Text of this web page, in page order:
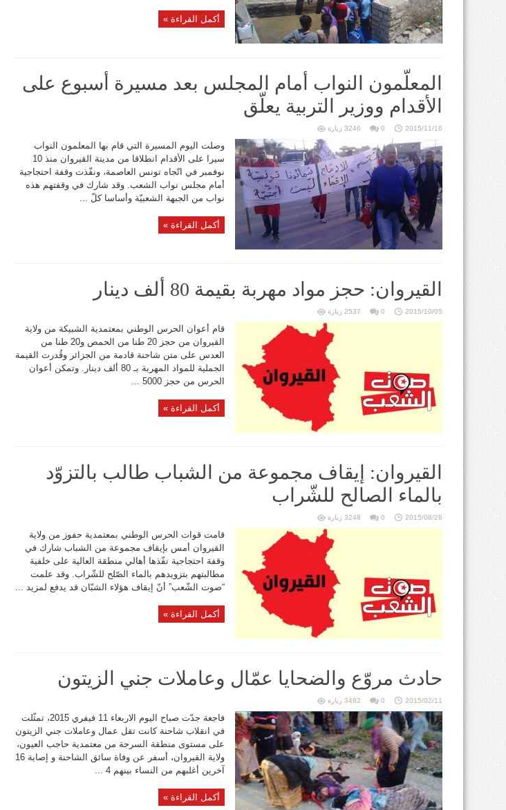
أكمل القراءة »
المعلّمون النواب أمام المجلس بعد مسيرة أسبوع على
الأقدام ووزير التربية يعلّق
2015/11/16
0 3246 زيارة
وصلت اليوم المسيرة التي قام بها المعلمون النواب
سيرا على الأقدام انطلاقا من مدينة القيروان منذ 10
نوفمبر في اتّجاه تونس العاصمة، ونفّذت وقفة احتجاجية
أمام مجلس نواب الشعب. وقد شارك في وقفتهم هذه
نواب من الجبهة الشعبيّة وأساسا كلّ ...
أكمل القراءة »
القيروان: حجز مواد مهربة بقيمة 80 ألف دينار
2015/10/05
0 2537 زيارة
قام أعوان الحرس الوطني بمعتمدية الشبيكة من ولاية
القيروان من حجز 20 طنا من الحمص و20 طنا من
العدس على متن شاحنة قادمة من الجزائر وقُدرت القيمة
الجملية للمواد المهربة بـ 80 ألف دينار. وتمكن أعوان
الحرس من حجز 5000 ...
أكمل القراءة »
القيروان: إيقاف مجموعة من الشباب طالب بالتزوّد
بالماء الصالح للشّراب
2015/08/28
0 3248 زيارة
قامت قوات الحرس الوطني بمعتمدية حفوز من ولاية
القيروان أمس بإيقاف مجموعة من الشباب شارك في
وقفة احتجاجية نفّذها أهالي منطقة العالية على خلفية
مطالبتهم بتزويدهم بالماء الصّلح للشّراب. وقد علمت
“صوت الشّعب” أنّ إيقاف هؤلاء الشبّان قد يدفع لمزيد ...
أكمل القراءة »
حادث مروّع والضحايا عمّال وعاملات جني الزيتون
2015/02/11
0 3482 زيارة
فاجعة جدّت صباح اليوم الاربعاء 11 فيفري 2015، تمثّلت
في انقلاب شاحنة كانت تقل عمال وعاملات جني الزيتون
على مستوى منطقة السرجة من معتمدية حاجب العيون،
ولاية القيروان، أسفر عن وفاة سائق الشاحنة و إصابة 16
آخرين أغلبهم من النساء بينهم 4 ...
أكمل القراءة »